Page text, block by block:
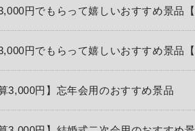
円でもらって嬉しいおすすめ景品【
円でもらって嬉しいおすすめ景品
算3,000円】忘年会用のおすすめ景品